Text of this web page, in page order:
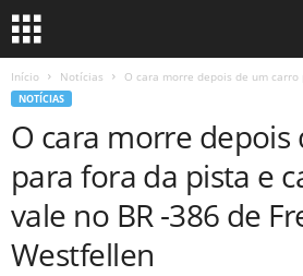
Início Notícias O cara morre depois de um
NOTÍCIAS
O cara morre depois
para fora da pista e
vale no BR -386 de
Westfellen